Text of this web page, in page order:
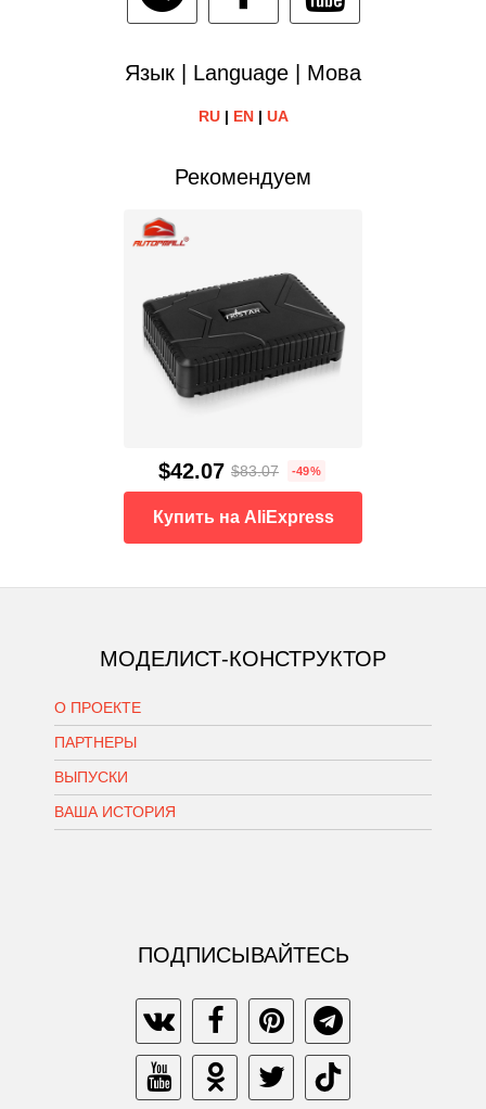
Язык | Language | Мова
RU| EN| UA
Рекомендуем
$42.07 $83.07 -49%
Купить на AliExpress
МОДЕЛИСТ-КОНСТРУКТОР
О ПРОЕКТЕ
ПАРТНЕРЫ
ВЫПУСКИ
ВАША ИСТОРИЯ
ПОДПИСЫВАЙТЕСЬ